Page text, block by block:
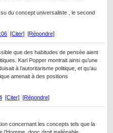
du concept universaliste , le second
[Citer] [Répondre]
que des habitudes de pensée aient
Karl Popper montrait ainsi qu’une
à l’autoritarisme politique, et qu’au
amenait à des positions
[Citer] [Répondre]
concernant les concepts tels que la